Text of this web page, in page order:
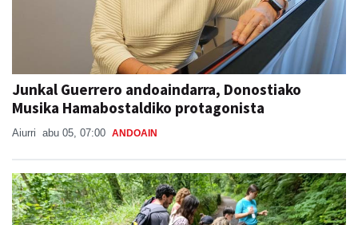
Junkal Guerrero andoaindarra, Donostiako
Musika Hamabostaldiko protagonista
Aiurri abu 05, 07:00 ANDOAIN